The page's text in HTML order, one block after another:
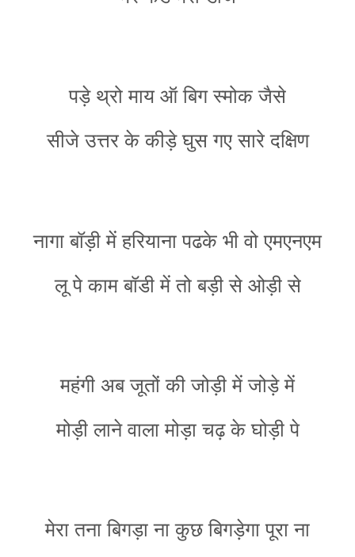
पड़े थ्रो माय ऑ बिग स्मोक जैसे
सीजे उत्तर के कीड़े घुस गए सारे दक्षिण
नागा बॉड़ी में हरियाना पढके भी वो एमएनएम
लू पे काम बॉडी में तो बड़ी से ओड़ी से
महंगी अब जूतों की जोड़ी में जोड़े में
मोड़ी लाने वाला मोड़ा चढ़ के घोड़ी पे
मेरा तना बिगड़ा ना कुछ बिगड़ेगा पूरा ना